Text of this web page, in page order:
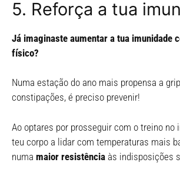
5. Reforça a tua
Já imaginaste aumentar a tua imunidade
físico?
Numa estação do ano mais propensa a
constipações, é preciso prevenir!
Ao optares por prosseguir com o treino no
teu corpo a lidar com temperaturas mais
numa maior resistência às indisposições